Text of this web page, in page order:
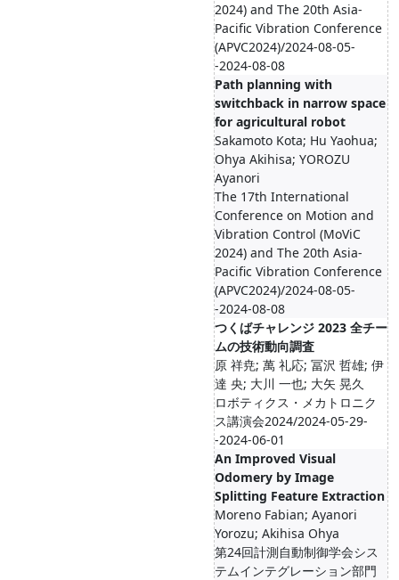
2024) and The 20th Asia-
Pacific Vibration Conference
(APVC2024)/2024-08-05-
-2024-08-08
Path planning with
switchback in narrow space
for agricultural robot
Sakamoto Kota; Hu Yaohua;
Ohya Akihisa; YOROZU
Ayanori
The 17th International
Conference on Motion and
Vibration Control (MoViC
2024) and The 20th Asia-
Pacific Vibration Conference
(APVC2024)/2024-08-05-
-2024-08-08
つくばチャレンジ 2023 全チー
ムの技術動向調査
原 祥尭; 萬 礼応; 冨沢 哲雄; 伊
達 央; 大川 一也; 大矢 晃久
ロボティクス・メカトロニク
ス講演会2024/2024-05-29-
-2024-06-01
An Improved Visual
Odomery by Image
Splitting Feature Extraction
Moreno Fabian; Ayanori
Yorozu; Akihisa Ohya
第24回計測自動制御学会シス
テムインテグレーション部門